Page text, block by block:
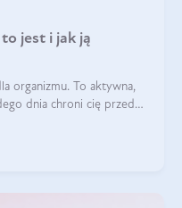
jest i jak ją
organizmu. To aktywna,
dnia chroni cię przed